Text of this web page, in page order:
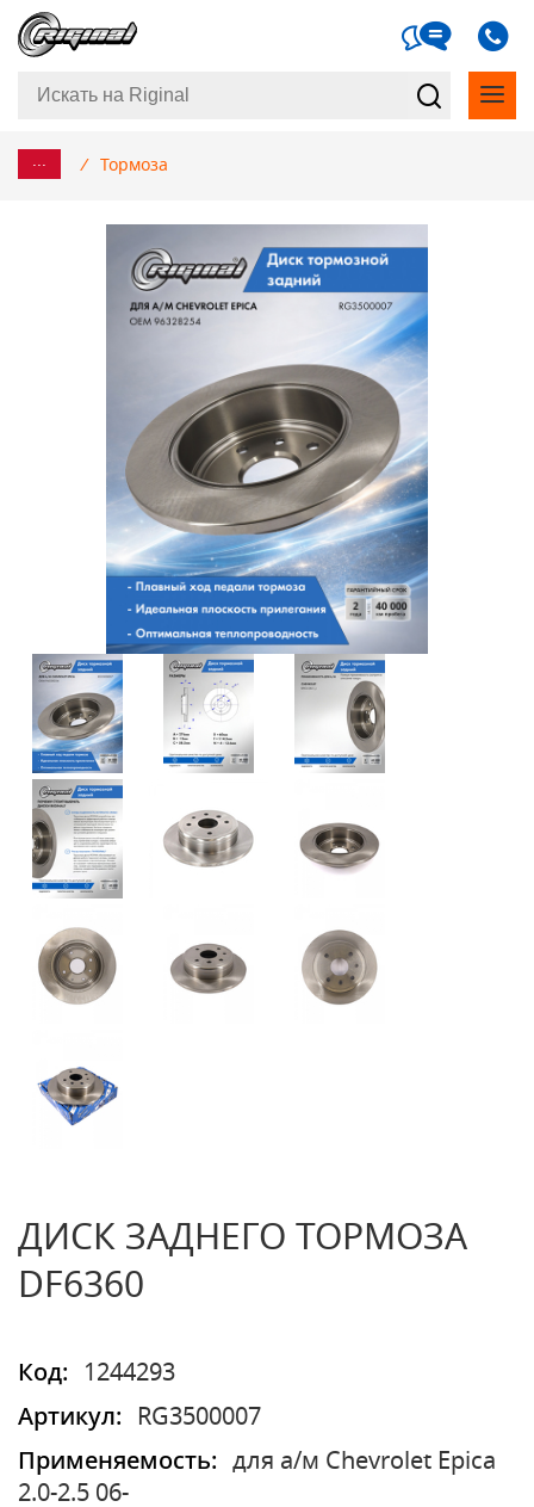
... / Тормоза
ДИСК ЗАДНЕГО ТОРМОЗА
DF6360
Код:
1244293
Артикул:
RG3500007
Применяемость:
для а/м Chevrolet Epica
2.0-2.5 06-